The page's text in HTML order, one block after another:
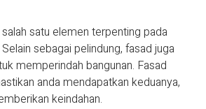
satu elemen terpenting pada
sebagai pelindung, fasad juga
memperindah bangunan. Fasad
anda mendapatkan keduanya,
keindahan.